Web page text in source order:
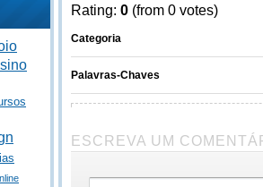
Rating: 0 (from 0 votes)
Categoria
Palavras-Chaves
ESCREVA UM